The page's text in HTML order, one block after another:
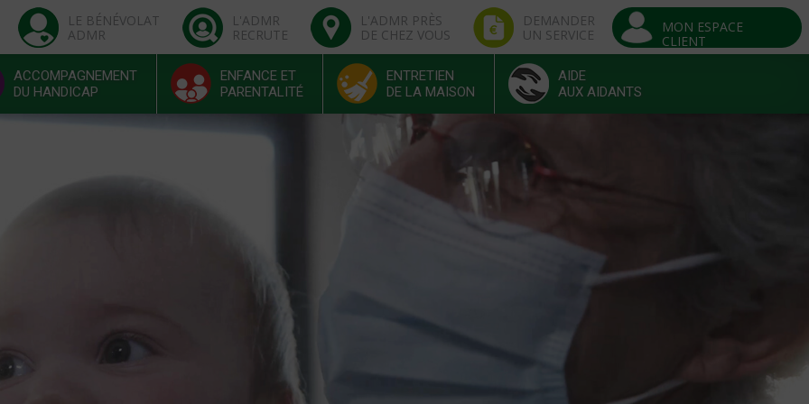
LE BÉNÉVOLAT
ADMR
L'ADMR
RECRUTE
L'ADMR PRÈS
DE CHEZ VOUS
DEMANDER
UN SERVICE
MON ESPACE
CLIENT
ACCOMPAGNEMENT
DU HANDICAP
ENFANCE ET
PARENTALITÉ
ENTRETIEN
DE LA MAISON
AIDE
AUX AIDANTS